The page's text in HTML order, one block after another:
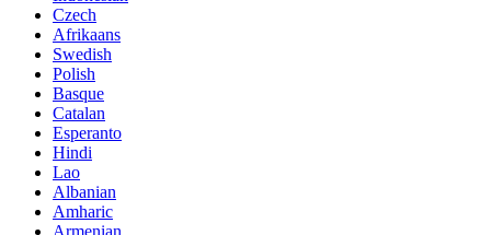
Czech
Afrikaans
Swedish
Polish
Basque
Catalan
Esperanto
Hindi
Lao
Albanian
Amharic